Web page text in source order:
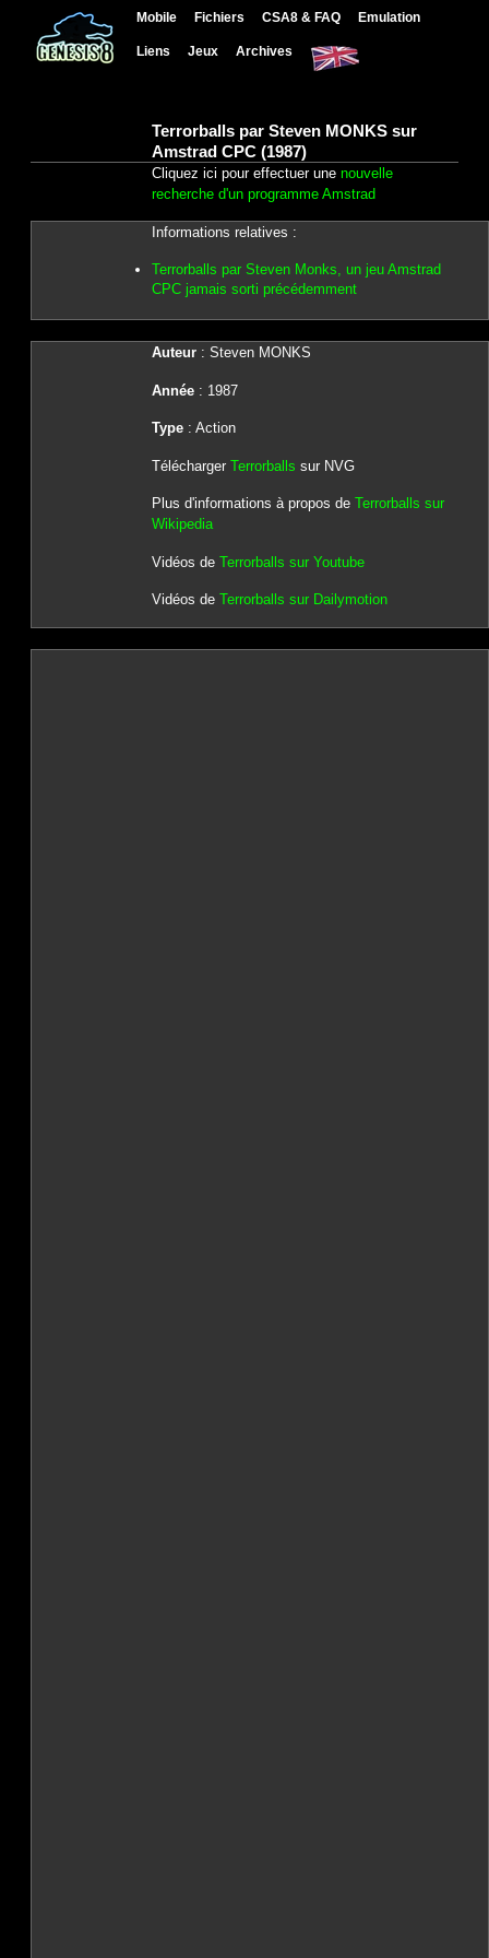
Mobile Fichiers CSA8 & FAQ Emulation
Liens Jeux Archives
Terrorballs par Steven MONKS sur
Amstrad CPC (1987)
Cliquez ici pour effectuer une nouvelle
recherche d'un programme Amstrad
Informations relatives :
Terrorballs par Steven Monks, un jeu Amstrad
CPC jamais sorti précédemment
Auteur: Steven MONKS
Année: 1987
Type: Action
Télécharger Terrorballs sur NVG
Plus d'informations à propos de Terrorballs sur
Wikipedia
Vidéos de Terrorballs sur Youtube
Vidéos de Terrorballs sur Dailymotion